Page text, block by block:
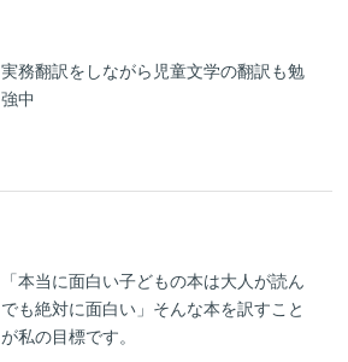
実務翻訳をしながら児童文学の翻訳も勉
強中
「本当に面白い子どもの本は大人が読ん
でも絶対に面白い」そんな本を訳すこと
が私の目標です。